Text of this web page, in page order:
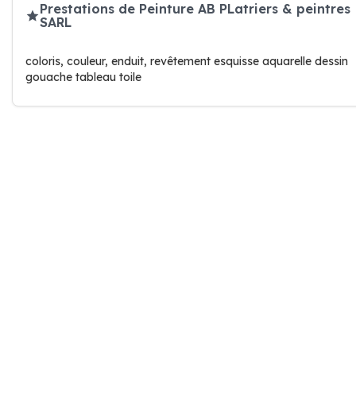
Prestations de Peinture AB PLatriers & peintres
SARL
coloris, couleur, enduit, revêtement esquisse aquarelle dessin
gouache tableau toile